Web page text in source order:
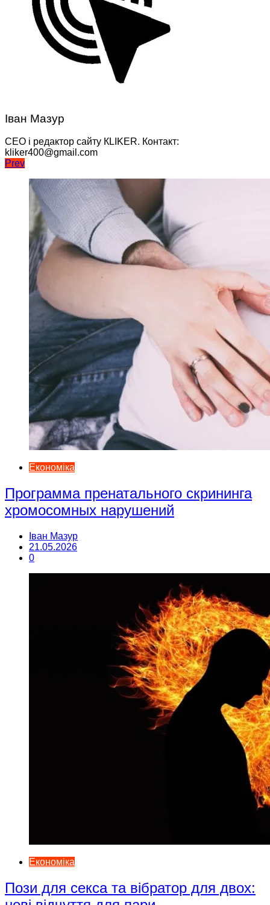
Іван Мазур
CEO і редактор сайту КLIKER. Контакт:
kliker400@gmail.com
Навігація
записів
Prev
Економіка
Программа пренатального скрининга
хромосомных нарушений
Іван Мазур
21.05.2026
0
Економіка
Пози для секса та вібратор для двох: